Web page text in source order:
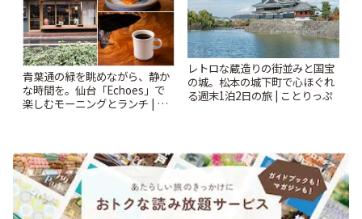
青葉通の緑を眺めながら、静か
な時間を。仙台「Echoes」で
楽しむモーニングとランチ | こ
レトロな蔵造りの街並みと国宝
の城。松本の城下町で心ほぐれ
る週末1泊2日の旅 | ことりっぷ